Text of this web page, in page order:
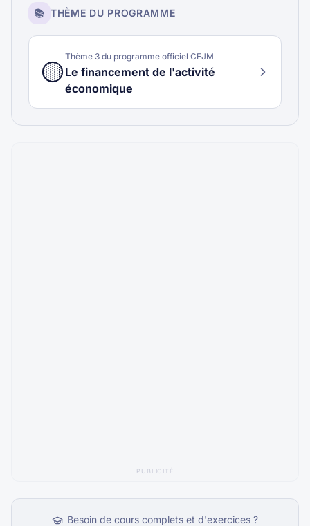
📚 THÈME DU PROGRAMME
🟡
Thème 3 du programme officiel CEJM
Le financement de l'activité
économique
PUBLICITÉ
Besoin de cours complets et d'exercices ?